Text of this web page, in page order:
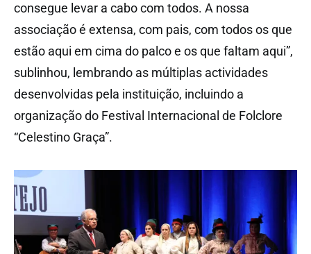
consegue levar a cabo com todos. A nossa
associação é extensa, com pais, com todos os que
estão aqui em cima do palco e os que faltam aqui”,
sublinhou, lembrando as múltiplas actividades
desenvolvidas pela instituição, incluindo a
organização do Festival Internacional de Folclore
“Celestino Graça”.